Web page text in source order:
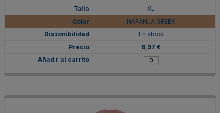
XL
NARANJA GREEK
En stock
6,97 €